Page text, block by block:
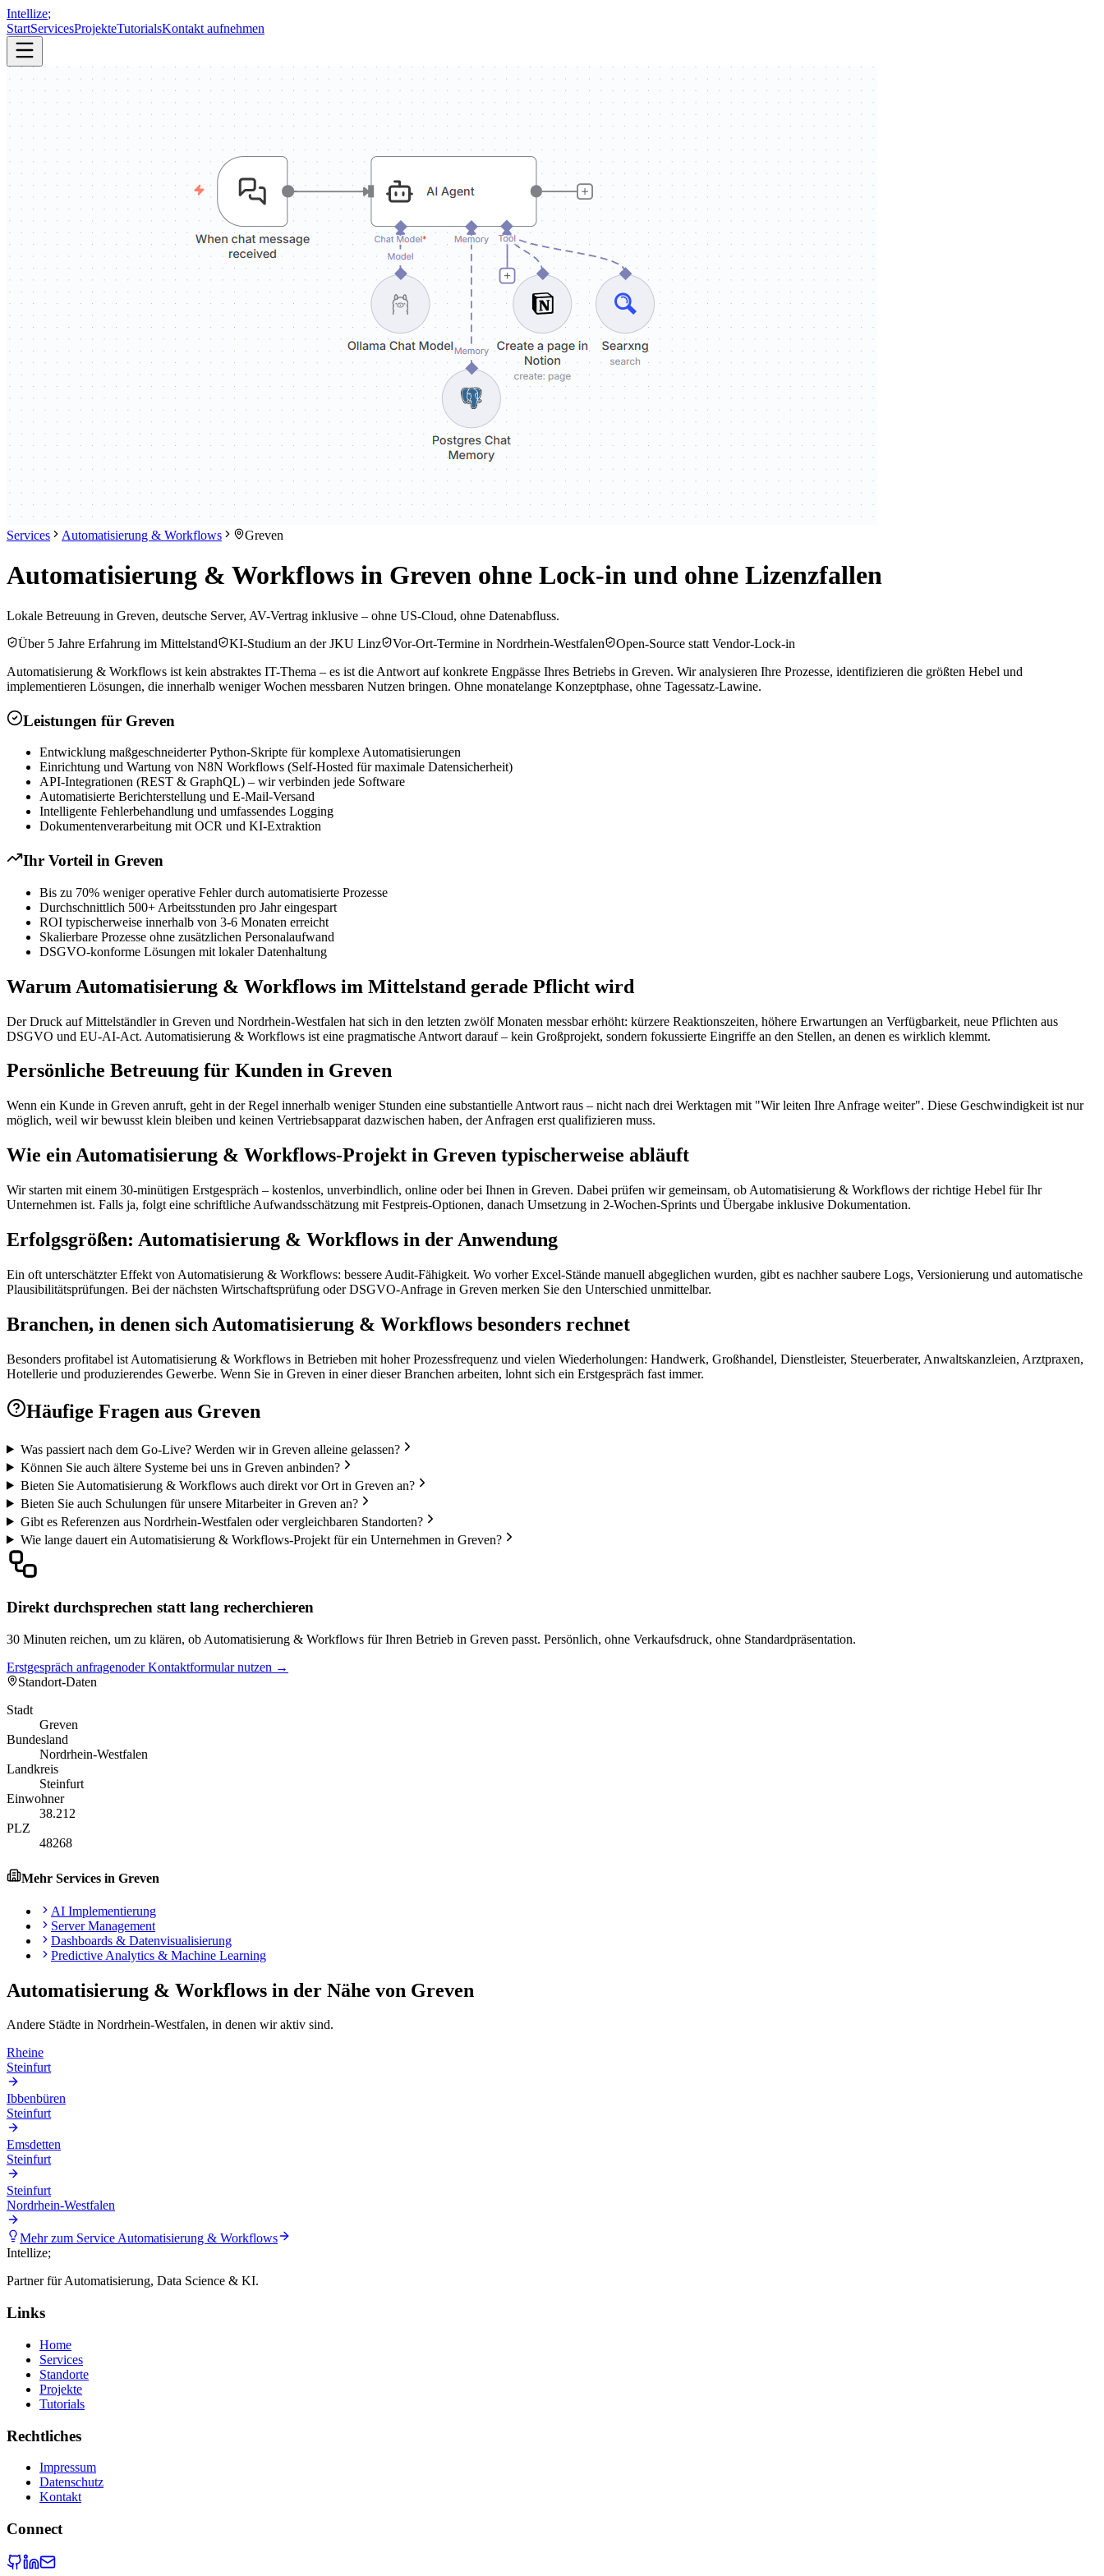
Intellize;
StartServicesProjekteTutorialsKontakt aufnehmen
Services Automatisierung & Workflows Greven
Automatisierung & Workflows in Greven ohne Lock-in und ohne Lizenzfallen
Lokale Betreuung in Greven, deutsche Server, AV-Vertrag inklusive – ohne US-Cloud, ohne Datenabfluss.
Über 5 Jahre Erfahrung im Mittelstand
KI-Studium an der JKU Linz Vor-Ort-Termine in Nordrhein-Westfalen
Open-Source statt Vendor-Lock-in
Automatisierung & Workflows ist kein abstraktes IT-Thema – es ist die Antwort auf konkrete Engpässe Ihres Betriebs in Greven. Wir analysieren Ihre Prozesse, identifizieren die größten Hebel und
implementieren Lösungen, die innerhalb weniger Wochen messbaren Nutzen bringen. Ohne monatelange Konzeptphase, ohne Tagessatz-Lawine.
Leistungen für Greven
Entwicklung maßgeschneiderter Python-Skripte für komplexe Automatisierungen
Einrichtung und Wartung von N8N Workflows (Self-Hosted für maximale Datensicherheit)
API-Integrationen (REST & GraphQL) – wir verbinden jede Software
Automatisierte Berichterstellung und E-Mail-Versand
Intelligente Fehlerbehandlung und umfassendes Logging
Dokumentenverarbeitung mit OCR und KI-Extraktion
Ihr Vorteil in Greven
Bis zu 70% weniger operative Fehler durch automatisierte Prozesse
Durchschnittlich 500+ Arbeitsstunden pro Jahr eingespart
ROI typischerweise innerhalb von 3-6 Monaten erreicht
Skalierbare Prozesse ohne zusätzlichen Personalaufwand
DSGVO-konforme Lösungen mit lokaler Datenhaltung
Warum Automatisierung & Workflows im Mittelstand gerade Pflicht wird
Der Druck auf Mittelständler in Greven und Nordrhein-Westfalen hat sich in den letzten zwölf Monaten messbar erhöht: kürzere Reaktionszeiten, höhere Erwartungen an Verfügbarkeit, neue Pflichten aus
DSGVO und EU-AI-Act. Automatisierung & Workflows ist eine pragmatische Antwort darauf – kein Großprojekt, sondern fokussierte Eingriffe an den Stellen, an denen es wirklich klemmt.
Persönliche Betreuung für Kunden in Greven
Wenn ein Kunde in Greven anruft, geht in der Regel innerhalb weniger Stunden eine substantielle Antwort raus – nicht nach drei Werktagen mit "Wir leiten Ihre Anfrage weiter". Diese Geschwindigkeit ist nur
möglich, weil wir bewusst klein bleiben und keinen Vertriebsapparat dazwischen haben, der Anfragen erst qualifizieren muss.
Wie ein Automatisierung & Workflows-Projekt in Greven typischerweise abläuft
Wir starten mit einem 30-minütigen Erstgespräch – kostenlos, unverbindlich, online oder bei Ihnen in Greven. Dabei prüfen wir gemeinsam, ob Automatisierung & Workflows der richtige Hebel für Ihr
Unternehmen ist. Falls ja, folgt eine schriftliche Aufwandsschätzung mit Festpreis-Optionen, danach Umsetzung in 2-Wochen-Sprints und Übergabe inklusive Dokumentation.
Erfolgsgrößen: Automatisierung & Workflows in der Anwendung
Ein oft unterschätzter Effekt von Automatisierung & Workflows: bessere Audit-Fähigkeit. Wo vorher Excel-Stände manuell abgeglichen wurden, gibt es nachher saubere Logs, Versionierung und automatische
Plausibilitätsprüfungen. Bei der nächsten Wirtschaftsprüfung oder DSGVO-Anfrage in Greven merken Sie den Unterschied unmittelbar.
Branchen, in denen sich Automatisierung & Workflows besonders rechnet
Besonders profitabel ist Automatisierung & Workflows in Betrieben mit hoher Prozessfrequenz und vielen Wiederholungen: Handwerk, Großhandel, Dienstleister, Steuerberater, Anwaltskanzleien, Arztpraxen,
Hotellerie und produzierendes Gewerbe. Wenn Sie in Greven in einer dieser Branchen arbeiten, lohnt sich ein Erstgespräch fast immer.
Häufige Fragen aus Greven
Was passiert nach dem Go-Live? Werden wir in Greven alleine gelassen?
Können Sie auch ältere Systeme bei uns in Greven anbinden?
Bieten Sie Automatisierung & Workflows auch direkt vor Ort in Greven an?
Bieten Sie auch Schulungen für unsere Mitarbeiter in Greven an?
Gibt es Referenzen aus Nordrhein-Westfalen oder vergleichbaren Standorten?
Wie lange dauert ein Automatisierung & Workflows-Projekt für ein Unternehmen in Greven?
Direkt durchsprechen statt lang recherchieren
30 Minuten reichen, um zu klären, ob Automatisierung & Workflows für Ihren Betrieb in Greven passt. Persönlich, ohne Verkaufsdruck, ohne Standardpräsentation.
Erstgespräch anfragenoder Kontaktformular nutzen →
Standort-Daten
Stadt
Greven
Bundesland
Nordrhein-Westfalen
Landkreis
Steinfurt
Einwohner
38.212
PLZ
48268
Mehr Services in Greven
AI Implementierung
Server Management
Dashboards & Datenvisualisierung
Predictive Analytics & Machine Learning
Automatisierung & Workflows in der Nähe von Greven
Andere Städte in Nordrhein-Westfalen, in denen wir aktiv sind.
Rheine
Steinfurt
Ibbenbüren
Steinfurt
Emsdetten
Steinfurt
Steinfurt
Nordrhein-Westfalen
Mehr zum ServiceAutomatisierung & Workflows
Intellize;
Partner für Automatisierung, Data Science & KI.
Links
Home
Services
Standorte
Projekte
Tutorials
Rechtliches
Impressum
Datenschutz
Kontakt
Connect